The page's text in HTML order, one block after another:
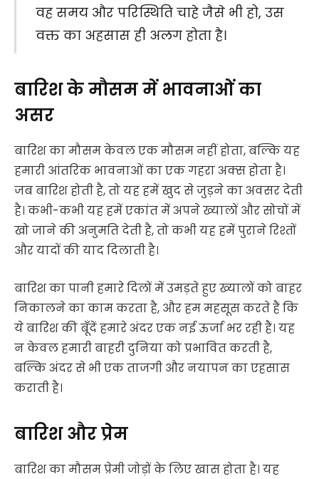
वह समय और परिस्थिति चाहे जैसे भी हो, उस
वक्त का अहसास ही अलग होता है।
बारिश के मौसम में भावनाओं का
असर
बारिश का मौसम केवल एक मौसम नहीं होता, बल्कि यह
हमारी आंतरिक भावनाओं का एक गहरा अक्स होता है।
जब बारिश होती है, तो यह हमें खुद से जुड़ने का अवसर देती
है। कभी-कभी यह हमें एकांत में अपने ख्यालों और सोचों में
खो जाने की अनुमति देती है, तो कभी यह हमें पुराने रिश्तों
और यादों की याद दिलाती है।
बारिश का पानी हमारे दिलों में उमड़ते हुए ख्यालों को बाहर
निकालने का काम करता है, और हम महसूस करते हैं कि
ये बारिश की बूँदें हमारे अंदर एक नई ऊर्जा भर रही हैं। यह
न केवल हमारी बाहरी दुनिया को प्रभावित करती है,
बल्कि अंदर से भी एक ताजगी और नयापन का एहसास
कराती है।
बारिश और प्रेम
बारिश का मौसम प्रेमी जोड़ों के लिए खास होता है। यह